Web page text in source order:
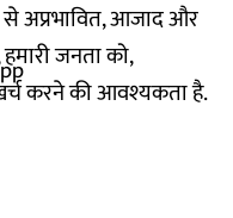
से अप्रभावित, आजाद और
जनता को,
करने की आवश्यकता है.